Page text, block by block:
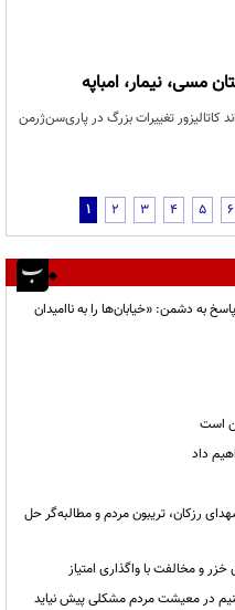
کاتالیزور تغییرات بزرگ در پاری‌سن‌ژرمن
1 2 3 4 5 6
به دشمن: «خیابان‌ها را به ناامیدان
است
داد
رزکان، تریبون مردم و مطالبه‌گر حل
و مخالفت با واگذاری امتیاز
کنیم در معیشت مردم مشکلی پیش نیاید